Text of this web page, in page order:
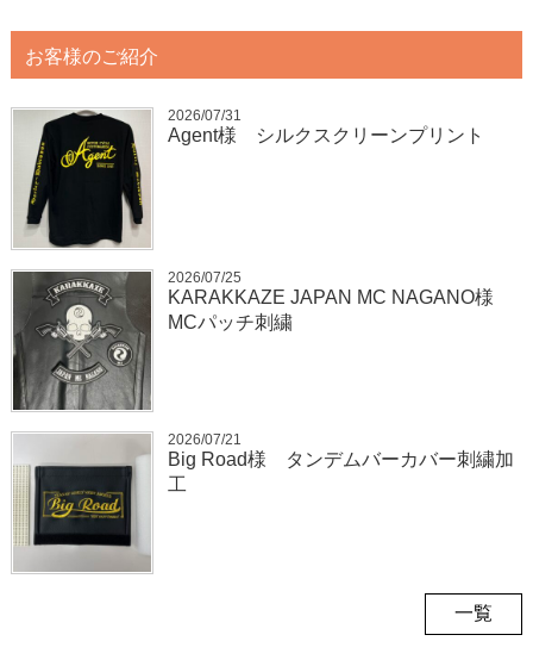
お客様のご紹介
2026/07/31
Agent様 シルクスクリーンプリント
2026/07/25
KARAKKAZE JAPAN MC NAGANO様
MCパッチ刺繍
2026/07/21
Big Road様 タンデムバーカバー刺繍加
工
一覧